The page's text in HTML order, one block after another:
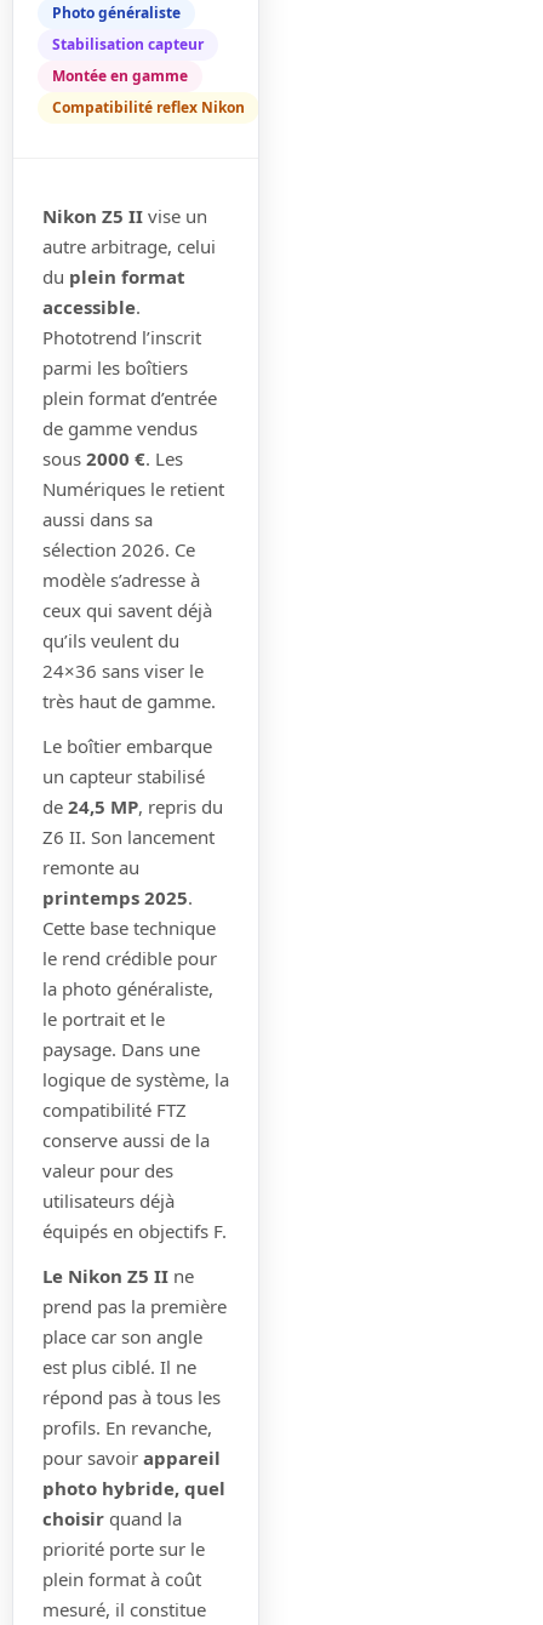
Photo généraliste
Stabilisation capteur
Montée en gamme
Compatibilité reflex Nikon
Nikon Z5 II vise un
autre arbitrage, celui
du plein format
accessible.
Phototrend l’inscrit
parmi les boîtiers
plein format d’entrée
de gamme vendus
sous 2000 €. Les
Numériques le retient
aussi dans sa
sélection 2026. Ce
modèle s’adresse à
ceux qui savent déjà
qu’ils veulent du
24×36 sans viser le
très haut de gamme.
Le boîtier embarque
un capteur stabilisé
de 24,5 MP, repris du
Z6 II. Son lancement
remonte au
printemps 2025.
Cette base technique
le rend crédible pour
la photo généraliste,
le portrait et le
paysage. Dans une
logique de système, la
compatibilité FTZ
conserve aussi de la
valeur pour des
utilisateurs déjà
équipés en objectifs F.
Le Nikon Z5 II ne
prend pas la première
place car son angle
est plus ciblé. Il ne
répond pas à tous les
profils. En revanche,
pour savoir appareil
photo hybride, quel
choisir quand la
priorité porte sur le
plein format à coût
mesuré, il constitue